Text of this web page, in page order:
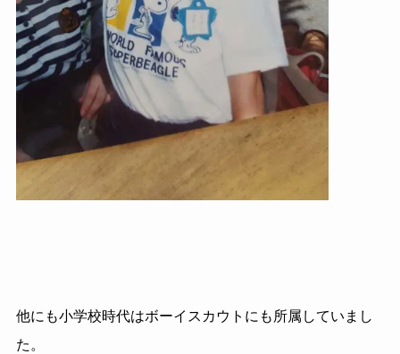
他にも小学校時代はボーイスカウトにも所属していまし
た。